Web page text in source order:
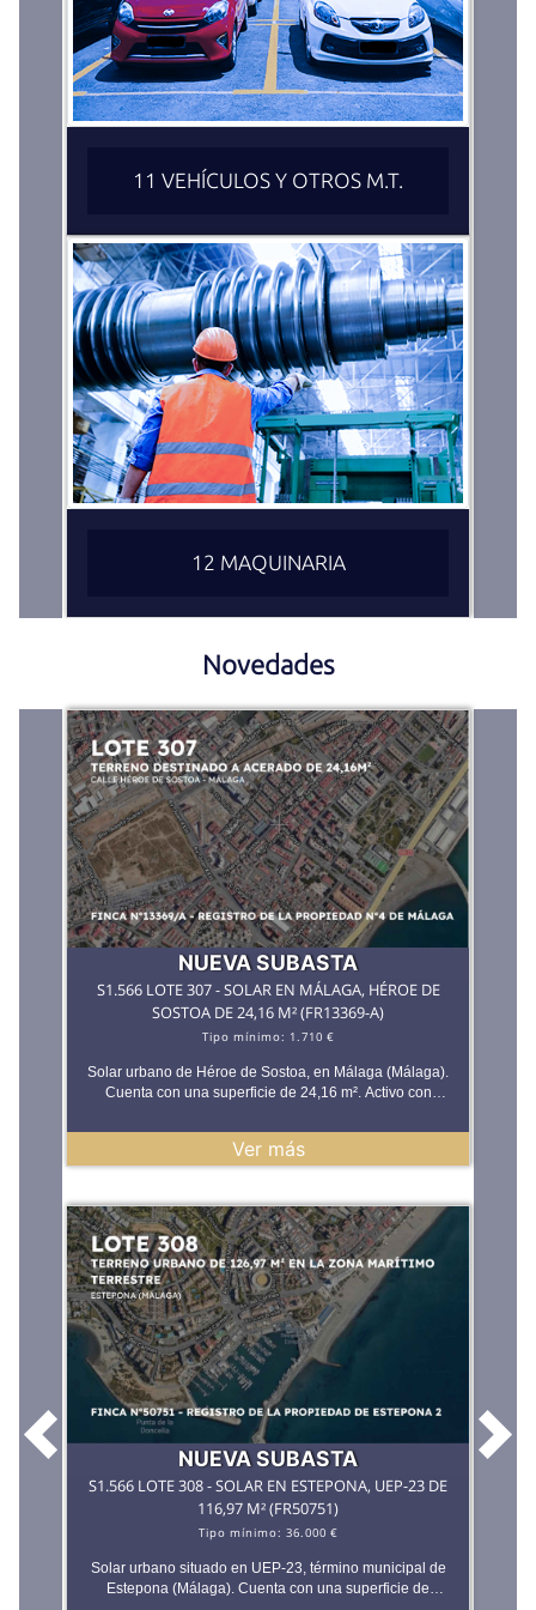
11 VEHÍCULOS Y OTROS M.T.
12 MAQUINARIA
Novedades
NUEVA SUBASTA
S1.566 LOTE 307 - SOLAR EN MÁLAGA, HÉROE DE
SOSTOA DE 24,16 M² (FR13369-A)
Tipo mínimo: 1.710 €
Solar urbano de Héroe de Sostoa, en Málaga (Málaga).
Cuenta con una superficie de 24,16 m². Activo con
aprovechamiento concreto deberá valorarse conforme al
planeamiento urbanístico vigente en el municipio.
13369-A REGISTRO DE LA PROPIEDAD DE MALAGA 4
(Tomo 2256 Libro 474 Folio 87) REF. CATASTRAL
Dirección: Pleno dominio, 100%: la nota simple registral
confirma que PROMAGA, S.A. es titular único del pleno
dominio del 100% de esta finca (""La TOTALIDAD del
pleno dominio""). **EN EL APARTADO DOCUMENTOS
PODRÁ ENCONTRAR NOTA SIMPLE, CERTIFICADO
CATASTRAL, INFORME DE MAPAS** Es necesario
disponer de ususario registrado en la plataforma y haber
realizado el depósito para poder participar en la subasta
Ver más
NUEVA SUBASTA
S1.566 LOTE 308 - SOLAR EN ESTEPONA, UEP-23 DE
116,97 M² (FR50751)
Tipo mínimo: 36.000 €
Solar urbano situado en UEP-23, término municipal de
Estepona (Málaga). Cuenta con una superficie de
Anterior